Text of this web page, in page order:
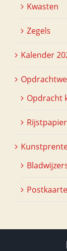
Kwasten
Zegels
Kalender
Opdracht
Rijstpapier